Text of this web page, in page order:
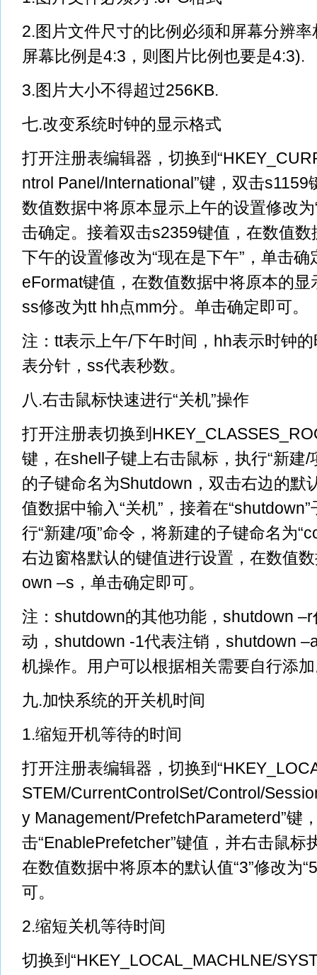
2.图片文件尺寸的比例必须和屏幕分辨
屏幕比例是4:3，则图片比例也要是4:3).
3.图片大小不得超过256KB.
七.改变系统时钟的显示格式
打开注册表编辑器，切换到
ntrol Panel/International”键，双击s1159
数值数据中将原本显示上午的设置修改为
击确定。接着双击s2359键值，在数值
下午的设置修改为“现在是下午”，单击
eFormat键值，在数值数据中将原本的显
ss修改为tt hh点mm分。单击确定即可。
注：tt表示上午/下午时间，hh表示时钟
表分针，ss代表秒数。
八.右击鼠标快速进行“关机”操作
打开注册表切换到
键，在shell子键上右击鼠标，执行“新建/
的子键命名为Shutdown，双击右边的默
值数据中输入“关机”，接着在
行“新建/项”命令，将新建的子键命名为
右边窗格默认的键值进行设置，在数值
own –s，单击确定即可。
注：shutdown的其他功能，shutdown
动，shutdown -1代表注销，shutdown
机操作。用户可以根据相关需要自行添
九.加快系统的开关机时间
1.缩短开机等待的时间
打开注册表编辑器，切换到
STEM/CurrentControlSet/Control/
y Management/PrefetchParameterd”键
击“EnablePrefetcher”键值，并右击鼠标
在数值数据中将原本的默认值“3”修改为
可。
2.缩短关机等待时间
切换到“HKEY_LOCAL_MACHLNE/